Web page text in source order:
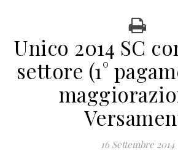
Unico 2014 SC
settore (1°
16 Settembre 2014